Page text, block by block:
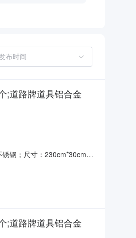
;道路牌道具铝合金
钢；尺寸：230cm*30cm*1
;道路牌道具铝合金